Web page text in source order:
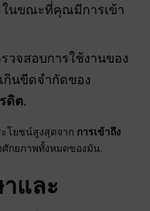
ในขณะที่คุณมีการเข้า
วจสอบการใช้งานของ
กินขีดจำกัดของ
ดิต.
โยชน์สูงสุดจาก การเข้าถึง
ศักยภาพทั้งหมดของมัน.
และ